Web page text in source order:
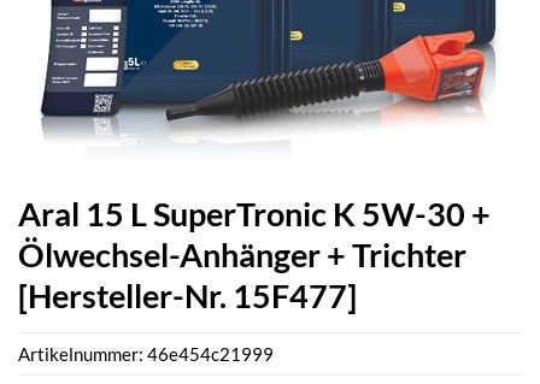
Aral 15 L SuperTronic K 5W-30 +
Ölwechsel-Anhänger + Trichter
[Hersteller-Nr. 15F477]
Artikelnummer: 46e454c21999